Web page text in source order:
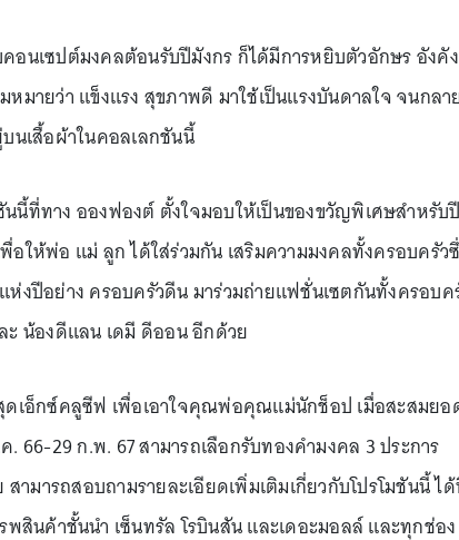
อนเซปต์มงคลต้อนรับปีมังกร ก็ได้มีการหยิบตัวอักษร อังคัง
มายว่า แข็งแรง สุขภาพดี มาใช้เป็นแรงบันดาลใจ จนกลา
นเสื้อผ้าในคอลเลกชันนี้
นี้ที่ทาง อองฟองต์ ตั้งใจมอบให้เป็นของขวัญพิเศษสำหรับปี
ให้พ่อ แม่ ลูก ได้ใส่ร่วมกัน เสริมความมงคลทั้งครอบครัว
งปีอย่าง ครอบครัวดีน มาร่วมถ่ายแฟชั่นเซตกันทั้งครอบค
น้องดีแลน เดมี ดีออน อีกด้วย
เอ็กซ์คลูซีฟ เพื่อเอาใจคุณพ่อคุณแม่นักช็อป เมื่อสะสมยอ
66-29 ก.พ. 67 สามารถเลือกรับทองคำมงคล 3 ประการ
ามารถสอบถามรายละเอียดเพิ่มเติมเกี่ยวกับโปรโมชันนี้ ไ
สินค้าชั้นนำ เซ็นทรัล โรบินสัน และเดอะมอลล์ และทุกช่อง